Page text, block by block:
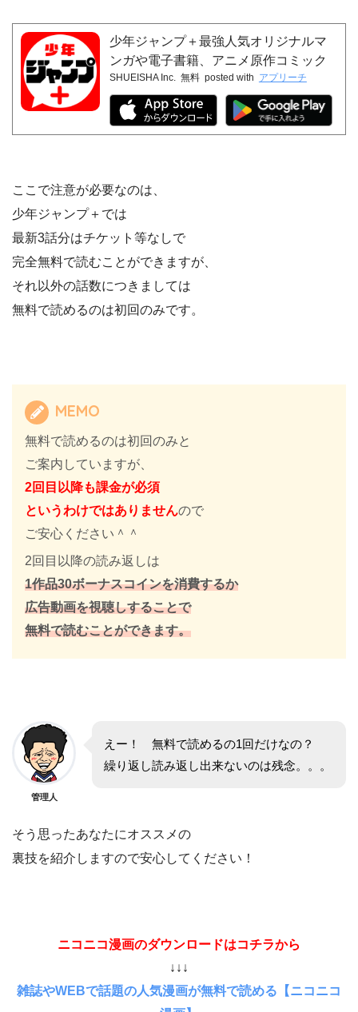
少年ジャンプ＋最強人気オリジナルマ
ンガや電子書籍、アニメ原作コミック
が無料で毎日更新の漫画雑誌アプリ
SHUEISHA Inc. 無料 posted with アプリーチ
ここで注意が必要なのは、
少年ジャンプ＋では
最新3話分はチケット等なしで
完全無料で読むことができますが、
それ以外の話数につきましては
無料で読めるのは初回のみです。
MEMO
無料で読めるのは初回のみと
ご案内していますが、
2回目以降も課金が必須
というわけではありませんので
ご安心ください＾＾
2回目以降の読み返しは
1作品30ボーナスコインを消費するか
広告動画を視聴しすることで
無料で読むことができます。
管理人
えー！ 無料で読めるの1回だけなの？
繰り返し読み返し出来ないのは残念。。。
そう思ったあなたにオススメの
裏技を紹介しますので安心してください！
ニコニコ漫画のダウンロードはコチラから
↓↓↓
雑誌やWEBで話題の人気漫画が無料で読める【ニコニコ